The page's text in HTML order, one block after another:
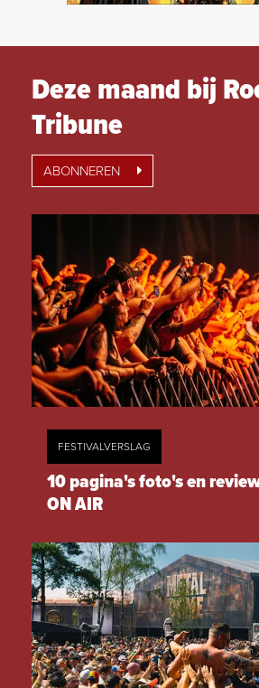
Deze maand bij
Tribune
ABONNEREN
FESTIVALVERSLAG
10 pagina's foto's en
ON AIR